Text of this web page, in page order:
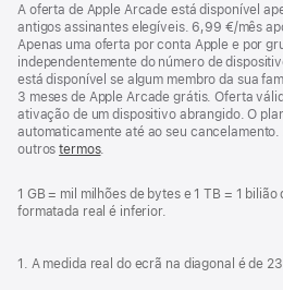
A oferta de Apple Arcade está disponível
antigos assinantes elegíveis. 6,99 €/mês
Apenas uma oferta por conta Apple e por
independentemente do número de
está disponível se algum membro da sua
3 meses de Apple Arcade grátis. Oferta
ativação de um dispositivo abrangido. O
automaticamente até ao seu
outrostermos.
1 GB = mil milhões de bytes e 1 TB = 1
formatada real é inferior.
1. A medida real do ecrã na diagonal é de